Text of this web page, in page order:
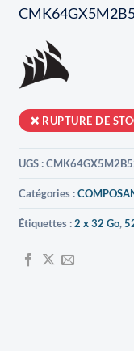
RUPTURE DE
UGS :
Catégories :
Étiquettes :2 x 32 Go,